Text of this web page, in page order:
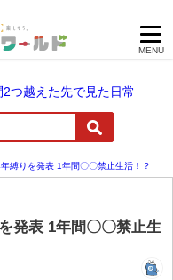
MENU
2つ越えた先で見た日常
縛りを発表 1年間〇〇禁止生活！？
発表 1年間〇〇禁止生